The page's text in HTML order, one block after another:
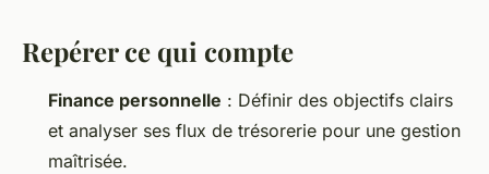
Finance : 10 astuces pour
optimiser votre gestion
financière
Repérer ce qui compte
Finance personnelle : Définir des objectifs clairs
et analyser ses flux de trésorerie pour une gestion
maîtrisée.